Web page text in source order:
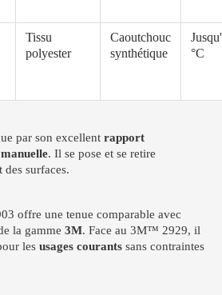
Tissu
polyester
Caoutchouc
synthétique
°C
par son excellent rapport
. Il se pose et se retire
surfaces.
offre une tenue comparable avec
la gamme 3M. Face au 3M™ 2929, il
les usages courants sans contraintes